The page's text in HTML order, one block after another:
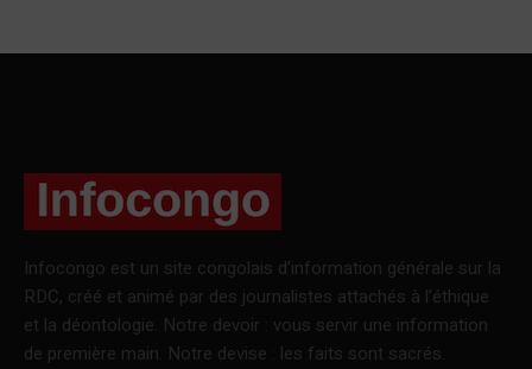
Infocongo est un site congolais d’information générale sur la
RDC, créé et animé par des journalistes attachés à l’éthique
et la déontologie. Notre devoir : vous servir une information
de première main. Notre devise : les faits sont sacrés.